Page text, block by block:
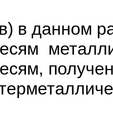
в) в данном